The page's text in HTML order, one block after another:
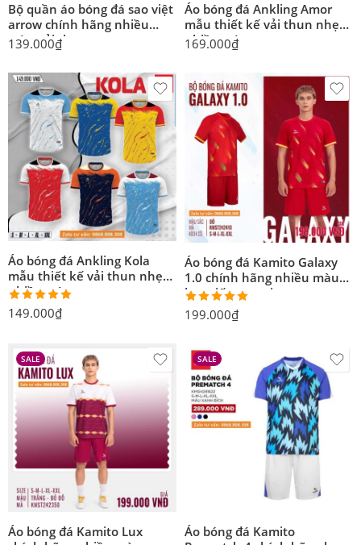
Bộ quần áo bóng đá sao việt
arrow chính hãng nhiều
màu vải thun
139.000₫
Áo bóng đá Ankling Amor
mẫu thiết kế vải thun nhẹ
nhiều màu
169.000₫
Áo bóng đá Ankling Kola
mẫu thiết kế vải thun nhẹ
nhiều màu
Được xếp
149.000₫
Áo bóng đá Kamito Galaxy
1.0 chính hãng nhiều màu
hoạ tiết sao rơi
Được xếp
5 sao
199.000₫
SALE
Áo bóng đá Kamito Lux
SALE
Áo bóng đá Kamito